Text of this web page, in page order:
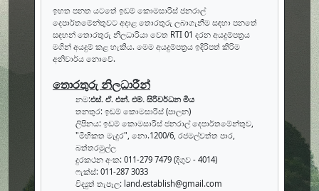
ඉහත පනත යටතේ ඉඩම් කොමසාරිස් ජනරාල්
දෙපාර්තමේන්තුවට අදාළ තොරතුරු ලබාගැනීම සඳහා පනතේ
සඳහන් තොරතුරු නිලධාරියා වෙත RTI 01 දරන අයදුම්පත්‍රය
මගින් අයදුම් කළ හැකිය. මෙම අයදුම්පත්‍රය ඉදිරිපත් කිරිම
අනිවාර්ය නොවේ.
තොරතුරු නිලධාරීන්
නම:එස්. ඒ. එන්. එම්. සිරිවර්ධන මිය
තනතුර: ඉඩම් කොමසාරිස් (පාලන)
ලිපිනය: ඉඩම් කොමසාරිස් ජනරාල් දෙපාර්තමේන්තුව,
"මිහිකත මැදුර", නො.1200/6, රජමල්වත්ත පාර,
බත්තරමුල්ල
දුරකථන අංක: 011-279 7479 (දිගුව - 4014)
ෆැක්ස්: 011-287 3033
විද්‍යුත් තැපෑල: land.establish@gmail.com